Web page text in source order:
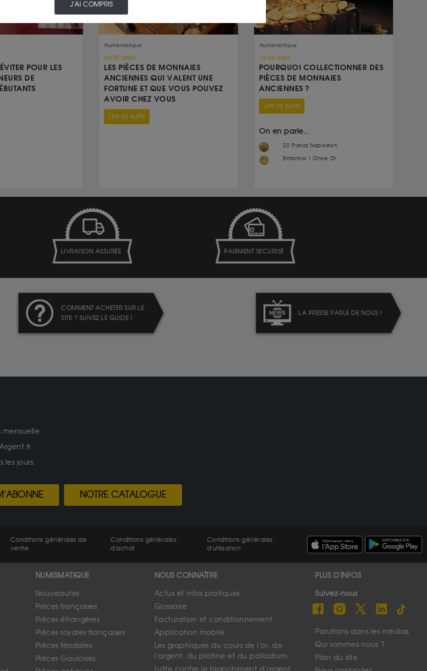
POUR LES
DE
Numismatique
02/07/2025
LES PIÈCES DE MONNAIES
ANCIENNES QUI VALENT UNE
FORTUNE ET QUE VOUS POUVEZ
AVOIR CHEZ VOUS
Lire la suite
Numismatique
12/03/2025
POURQUOI COLLECTIONNER DES
PIÈCES DE MONNAIES
ANCIENNES ?
Lire la suite
On en parle...
20 Francs Napoléon
Britannia 1 Once Or
LIVRAISON ASSURÉE PAIEMENT SECURISÉ
COMMENT ACHETER SUR LE
SITE ? SUIVEZ LE GUIDE !
LA PRESSE PARLE DE NOUS !
jours.
NOTRE CATALOGUE
Conditions générales de
vente
Conditions générales
d'achat
Conditions générales
d'utilisation
NUMISMATIQUE
Nouveautés
Pièces françaises
Pièces étrangères
Pièces royales françaises
Pièces féodales
Pièces Gauloises
NOUS CONNAÎTRE
Actus et infos pratiques
Glossaire
Facturation et conditionnement
Application mobile
Les graphiques du cours de l'or, de
l'argent, du platine et du palladium
Lutte contre le blanchiment d'argent
PLUS D'INFOS
Suivez-nous
Parutions dans les médias
Qui sommes-nous ?
Plan du site
J'AI COMPRIS